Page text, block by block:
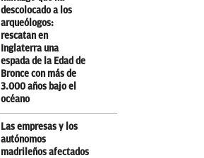
descolocado a los
arqueólogos:
rescatan en
Inglaterra una
espada de la Edad de
Bronce con más de
3.000 años bajo el
océano
Las empresas y los
autónomos
madrileños afectados